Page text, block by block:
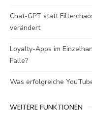
Chat-GPT statt
verändert
Loyalty-Apps im
Falle?
Was erfolgreiche
WEITERE FUNKTIONEN